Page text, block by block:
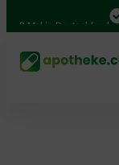
Mal in Deutschland